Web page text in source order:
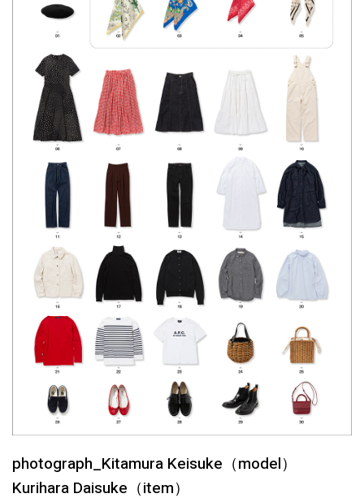
photograph_Kitamura Keisuke（model）
Kurihara Daisuke（item）